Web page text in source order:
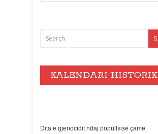
KALENDARI HISTORIK
Dita e gjenocidit ndaj popullsisë çame